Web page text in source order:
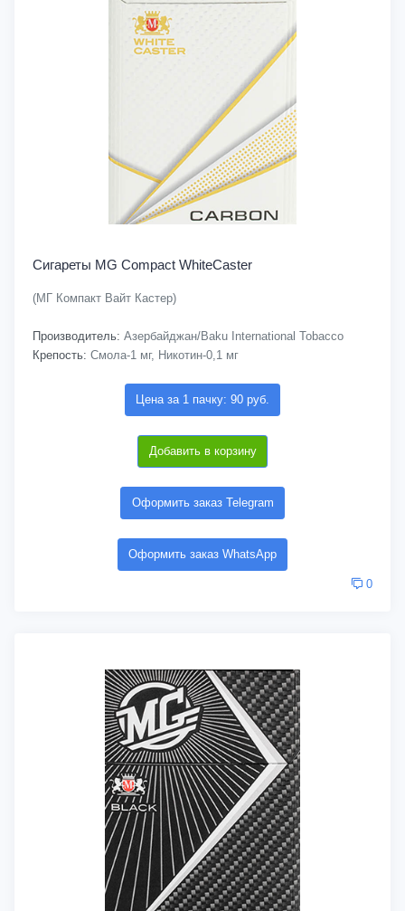
Сигареты MG Compact WhiteCaster
(МГ Компакт Вайт Кастер)
Производитель: Азербайджан/Baku International Tobacco
Крепость: Смола-1 мг, Никотин-0,1 мг
Цена за 1 пачку: 90 руб.
Добавить в корзину
Оформить заказ Telegram
Оформить заказ WhatsApp
0